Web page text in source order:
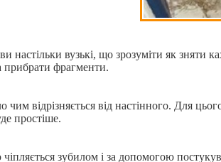
настільки вузькі, що зрозуміти як
прибрати фрагменти.
відрізняється від настінного. Для
простіше.
зубилом і за допомогою